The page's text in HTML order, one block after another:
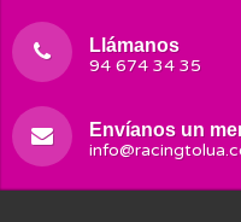
Llámanos
94 674 34 35
Envíanos un